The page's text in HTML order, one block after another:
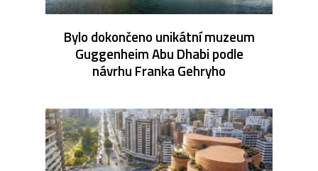
Bylo dokončeno unikátní muzeum
Guggenheim Abu Dhabi podle
návrhu Franka Gehryho